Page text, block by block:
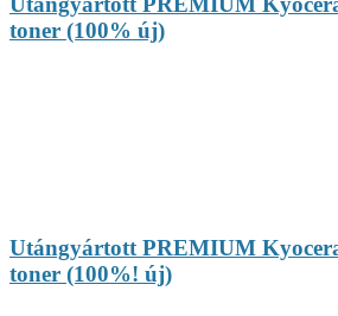
toner (100% új)
Utángyártott PREMIUM
toner (100%! új)